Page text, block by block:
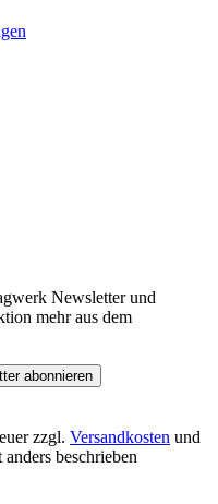
Newsletter und
mehr aus dem
abonnieren
zzgl. Versandkosten und
beschrieben